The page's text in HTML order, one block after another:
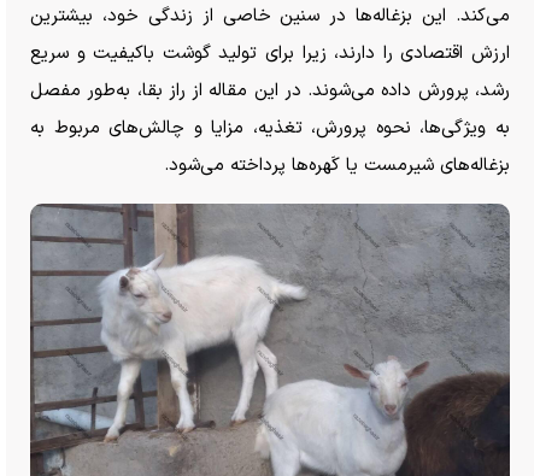
می‌کند. این بزغاله‌ها در سنین خاصی از زندگی خود، بیشترین
ارزش اقتصادی را دارند، زیرا برای تولید گوشت باکیفیت و سریع
رشد، پرورش داده می‌شوند. در این مقاله از راز بقا، به‌طور مفصل
به ویژگی‌ها، نحوه پرورش، تغذیه، مزایا و چالش‌های مربوط به
بزغاله‌های شیرمست یا کَهره‌ها پرداخته می‌شود.